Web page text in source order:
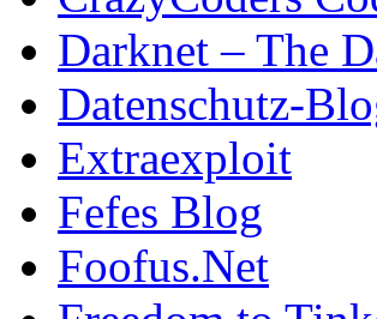
Darknet – The
Datenschutz-
Extraexploit
Fefes Blog
Foofus.Net